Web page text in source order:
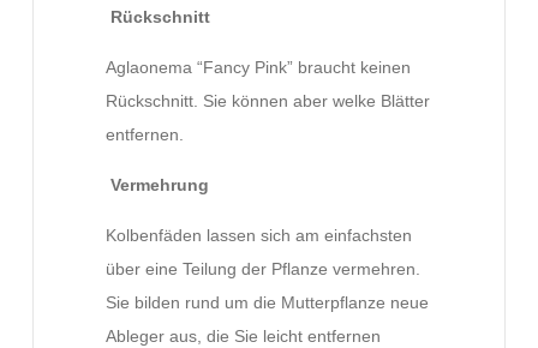
Rückschnitt
Aglaonema “Fancy Pink” braucht keinen
Rückschnitt. Sie können aber welke Blätter
entfernen.
Vermehrung
Kolbenfäden lassen sich am einfachsten
über eine Teilung der Pflanze vermehren.
Sie bilden rund um die Mutterpflanze neue
Ableger aus, die Sie leicht entfernen